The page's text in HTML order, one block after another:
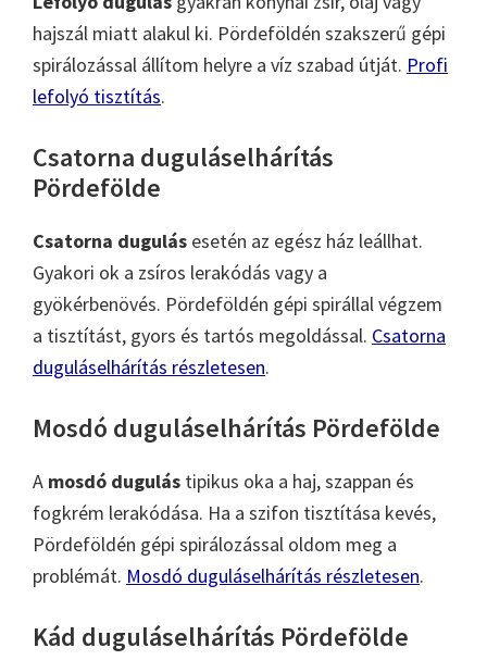
hajszál miatt alakul ki. Pördeföldén szakszerű gépi
spirálozással állítom helyre a víz szabad útját. Profi
lefolyó tisztítás.
Csatorna duguláselhárítás
Pördefölde
Csatorna dugulás esetén az egész ház leállhat.
Gyakori ok a zsíros lerakódás vagy a
gyökérbenövés. Pördeföldén gépi spirállal végzem
a tisztítást, gyors és tartós megoldással. Csatorna
duguláselhárítás részletesen.
Mosdó duguláselhárítás Pördefölde
A mosdó dugulás tipikus oka a haj, szappan és
fogkrém lerakódása. Ha a szifon tisztítása kevés,
Pördeföldén gépi spirálozással oldom meg a
problémát. Mosdó duguláselhárítás részletesen.
Kád duguláselhárítás Pördefölde